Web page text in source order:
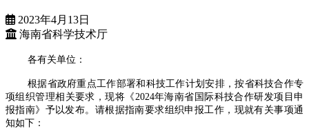
2023年4月13日
海南省科学技术厅
各有关单位：
根据省政府重点工作部署和科技工作计划安排，按省科技合作专
项组织管理相关要求，现将《2024年海南省国际科技合作研发项目申
报指南》予以发布。请根据指南要求组织申报工作，现就有关事项通
知如下：